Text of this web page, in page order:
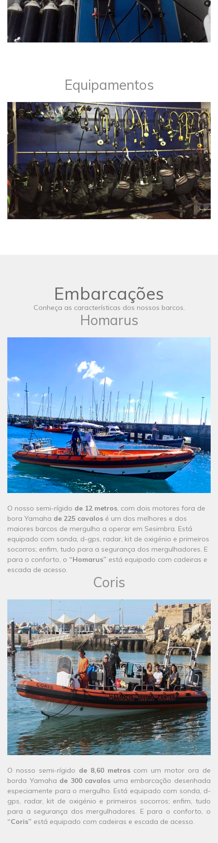
​Equipamentos
Embarcações
Conheça as características dos nossos barcos.
Homarus
O nosso semi-rígido de 12 metros, com dois motores fora de
bora Yamaha de 225 cavalos é um dos melhores e dos
maiores barcos de mergulho a operar em Sesimbra. Está
equipado com sonda, d-gps, radar, kit de oxigénio e primeiros
socorros; enfim, tudo para a segurança dos mergulhadores. E
para o conforto, o “Homarus” está equipado com cadeiras e
escada de acesso.
Coris
O nosso semi-rígido de 8,60 metroscom um motor ora de
borda Yamaha de 300 cavalos uma embarcação desenhada
especiamente para o mergulho. Está equipado com sonda, d-
gps, radar, kit de oxigénio e primeiros socorros; enfim, tudo
para a segurança dos mergulhadores. E para o conforto, o
“Coris” está equipado com cadeiras e escada de acesso.